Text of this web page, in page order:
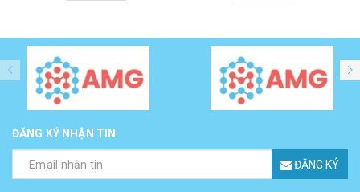
ĐĂNG KÝ NHẬN TIN
ĐĂNG KÝ